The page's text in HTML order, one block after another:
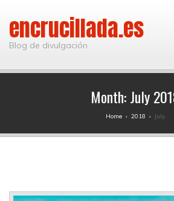
encrucillada.es
Blog de divulgación
Month:July
Home › 2018 › July